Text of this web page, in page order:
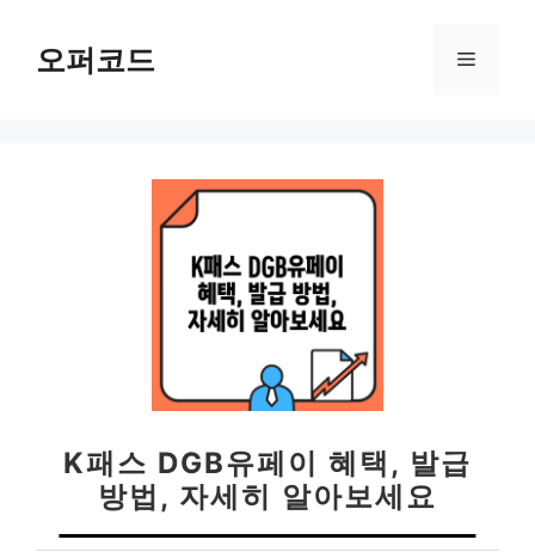
오퍼코드 메
K패스 DGB유페이 혜택, 발급
방법, 자세히 알아보세요